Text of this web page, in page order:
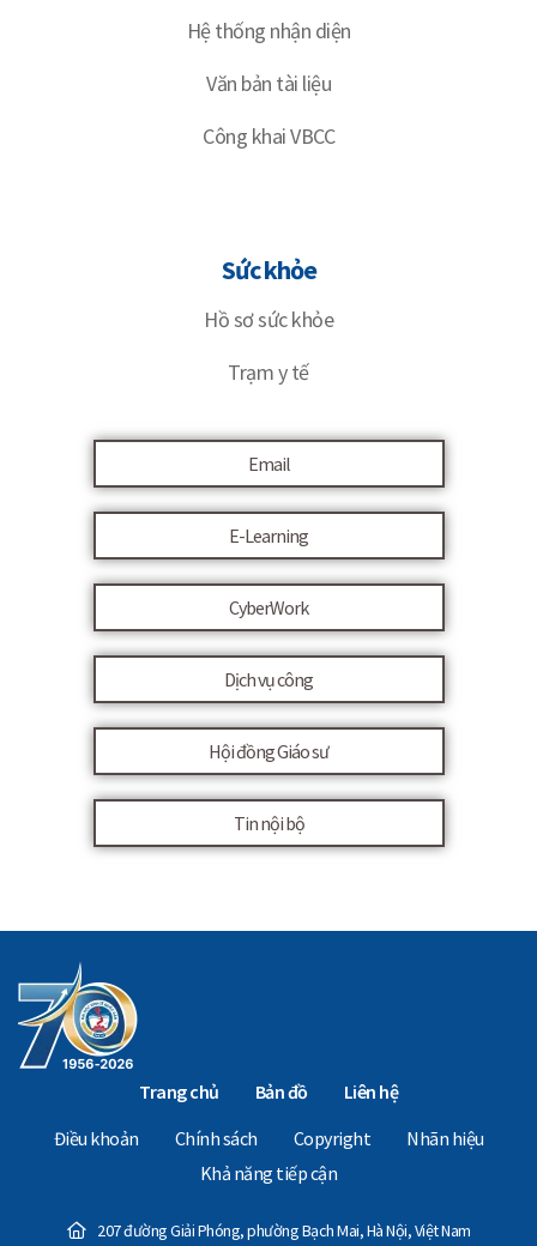
Hệ thống nhận diện
Văn bản tài liệu
Công khai VBCC
Sức khỏe
Hồ sơ sức khỏe
Trạm y tế
Email
E-Learning
CyberWork
Dịch vụ công
Hội đồng Giáo sư
Tin nội bộ
Trang chủ Bản đồ
Liên hệ
Điều khoản
Chính sách Copyright
Nhãn hiệu
Khả năng tiếp cận
207 đường Giải Phóng, phường Bạch Mai, Hà Nội, Việt Nam